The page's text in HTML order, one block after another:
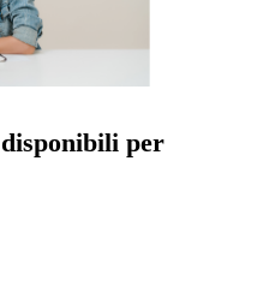
per